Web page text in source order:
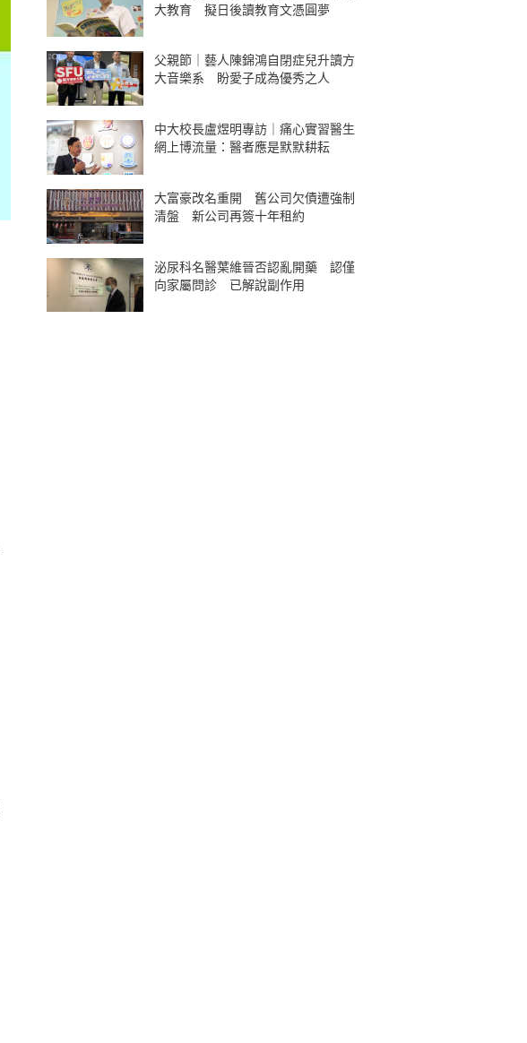
大教育 擬日後讀教育文憑圓夢
父親節｜藝人陳錦鴻自閉症兒升讀方
大音樂系 盼愛子成為優秀之人
中大校長盧煜明專訪｜痛心實習醫生
網上博流量：醫者應是默默耕耘
大富豪改名重開 舊公司欠債遭強制
清盤 新公司再簽十年租約
泌尿科名醫葉維晉否認亂開藥 認僅
向家屬問診 已解說副作用